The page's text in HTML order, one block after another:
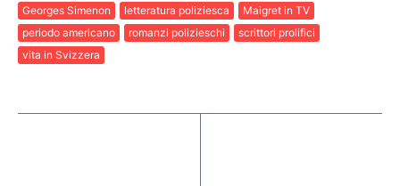
Georges Simenon
letteratura poliziesca
Maigret in TV
periodo americano
romanzi polizieschi
scrittori prolifici
vita in Svizzera